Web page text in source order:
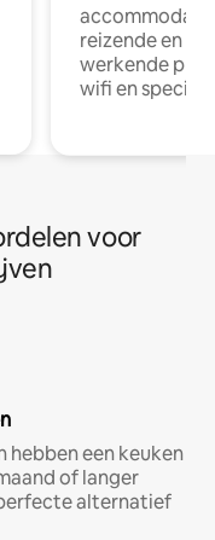
reizende en
werkende
wifi en
voor
een keuken
of langer
alternatief